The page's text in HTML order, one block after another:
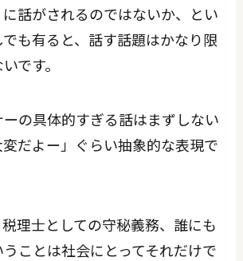
話がされるのではないか、とい
も有ると、話す話題はかなり限
です。
の具体的すぎる話はまずしない
だよー」ぐらい抽象的な表現で
理士としての守秘義務、誰にも
ことは社会にとってそれだけで